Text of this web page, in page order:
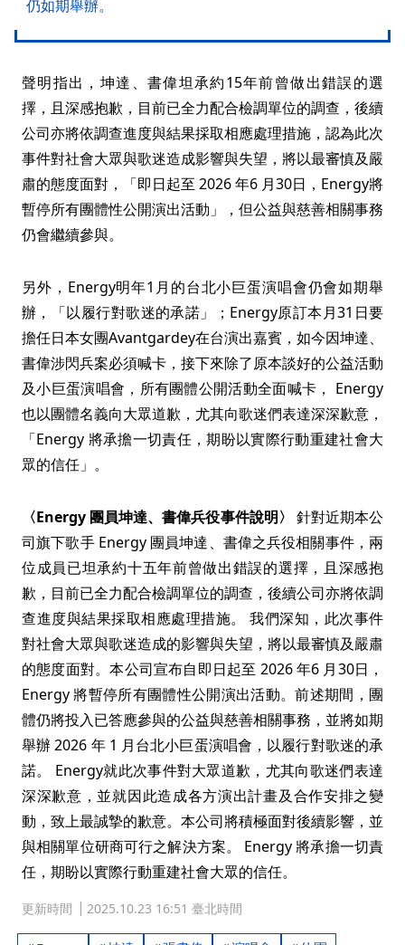
仍如期舉辦。
聲明指出，坤達、書偉坦承約15年前曾做出錯誤的選
擇，且深感抱歉，目前已全力配合檢調單位的調查，後續
公司亦將依調查進度與結果採取相應處理措施，認為此次
事件對社會大眾與歌迷造成影響與失望，將以最審慎及嚴
肅的態度面對，「即日起至 2026 年6 月30日，Energy將
暫停所有團體性公開演出活動」，但公益與慈善相關事務
仍會繼續參與。
另外，Energy明年1月的台北小巨蛋演唱會仍會如期舉
辦，「以履行對歌迷的承諾」；Energy原訂本月31日要
擔任日本女團Avantgardey在台演出嘉賓，如今因坤達、
書偉涉閃兵案必須喊卡，接下來除了原本談好的公益活動
及小巨蛋演唱會，所有團體公開活動全面喊卡， Energy
也以團體名義向大眾道歉，尤其向歌迷們表達深深歉意，
「Energy 將承擔一切責任，期盼以實際行動重建社會大
眾的信任」。
〈Energy 團員坤達、書偉兵役事件說明〉 針對近期本公
司旗下歌手 Energy 團員坤達、書偉之兵役相關事件，兩
位成員已坦承約十五年前曾做出錯誤的選擇，且深感抱
歉，目前已全力配合檢調單位的調查，後續公司亦將依調
查進度與結果採取相應處理措施。 我們深知，此次事件
對社會大眾與歌迷造成的影響與失望，將以最審慎及嚴肅
的態度面對。本公司宣布自即日起至 2026 年6 月30日，
Energy 將暫停所有團體性公開演出活動。前述期間，團
體仍將投入已答應參與的公益與慈善相關事務，並將如期
舉辦 2026 年 1 月台北小巨蛋演唱會，以履行對歌迷的承
諾。 Energy就此次事件對大眾道歉，尤其向歌迷們表達
深深歉意，並就因此造成各方演出計畫及合作安排之變
動，致上最誠摯的歉意。本公司將積極面對後續影響，並
與相關單位研商可行之解決方案。 Energy 將承擔一切責
任，期盼以實際行動重建社會大眾的信任。
更新時間 2025.10.23 16:51 臺北時間